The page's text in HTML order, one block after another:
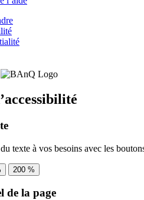
texte à vos besoins avec les
200 %
de la page